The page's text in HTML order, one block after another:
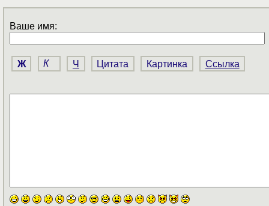
Ваше имя:
Ж К Ч Цитата Картинка Ссылка